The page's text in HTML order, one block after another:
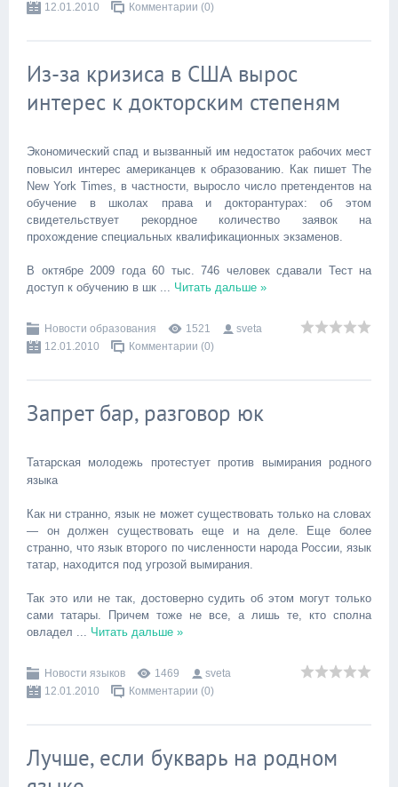
12.01.2010
Комментарии (0)
Из-за кризиса в США вырос
интерес к докторским степеням
Экономический спад и вызванный им недостаток рабочих мест
повысил интерес американцев к образованию. Как пишет The
New York Times, в частности, выросло число претендентов на
обучение в школах права и докторантурах: об этом
свидетельствует рекордное количество заявок на
прохождение специальных квалификационных экзаменов.
В октябре 2009 года 60 тыс. 746 человек сдавали Тест на
доступ к обучению в шк ... Читать дальше »
Новости образования 1521
sveta
12.01.2010
Комментарии (0)
Запрет бар, разговор юк
Татарская молодежь протестует против вымирания родного
языка
Как ни странно, язык не может существовать только на словах
— он должен существовать еще и на деле. Еще более
странно, что язык второго по численности народа России, язык
татар, находится под угрозой вымирания.
Так это или не так, достоверно судить об этом могут только
сами татары. Причем тоже не все, а лишь те, кто сполна
овладел ... Читать дальше »
Новости языков 1469
sveta
12.01.2010
Комментарии (0)
Лучше, если букварь на родном